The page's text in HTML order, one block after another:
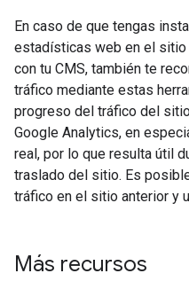
En caso de que tengas
estadísticas web en el
con tu CMS, también te
tráfico mediante estas
progreso del tráfico del
Google Analytics, en
real, por lo que resulta útil
traslado del sitio. Es
tráfico en el sitio anterior y
Más recursos